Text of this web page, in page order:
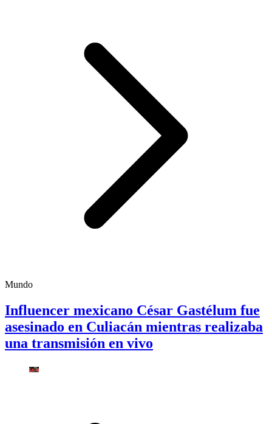
Mundo
Influencer mexicano César Gastélum fue
asesinado en Culiacán mientras realizaba
una transmisión en vivo